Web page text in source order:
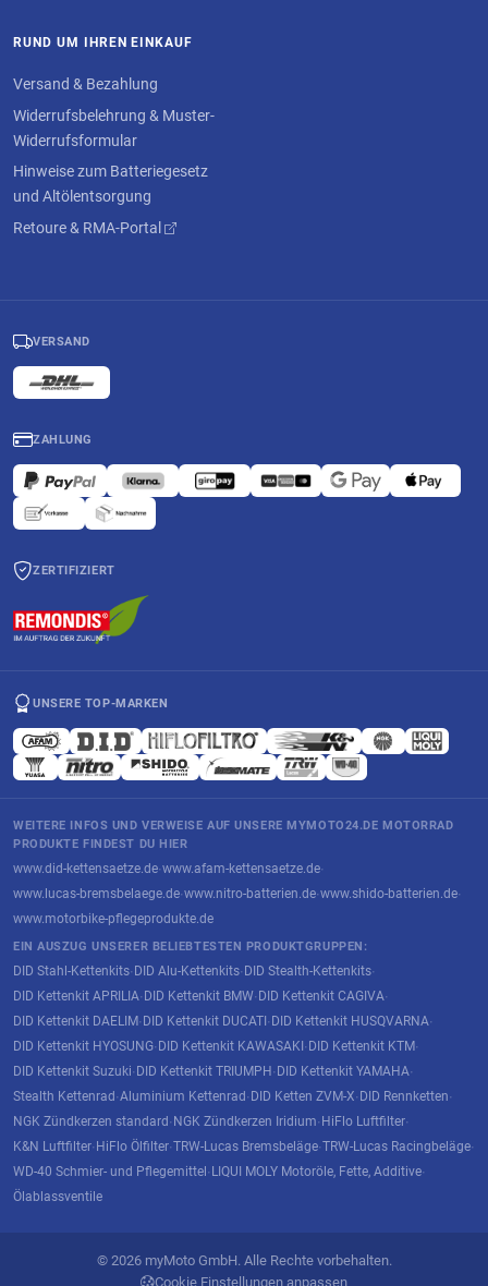
RUND UM IHREN EINKAUF
Versand & Bezahlung
Widerrufsbelehrung & Muster-
Widerrufsformular
Hinweise zum Batteriegesetz
und Altölentsorgung
Retoure & RMA-Portal
VERSAND
ZAHLUNG
ZERTIFIZIERT
UNSERE TOP-MARKEN
WEITERE INFOS UND VERWEISE AUF UNSERE MYMOTO24.DE MOTORRAD
PRODUKTE FINDEST DU HIER
www.did-kettensaetze.de·www.afam-kettensaetze.de·
www.lucas-bremsbelaege.de·www.nitro-batterien.de·www.shido-batterien.de·
www.motorbike-pflegeprodukte.de
EIN AUSZUG UNSERER BELIEBTESTEN PRODUKTGRUPPEN:
DID Stahl-Kettenkits· DID Alu-Kettenkits· DID Stealth-Kettenkits·
DID Kettenkit APRILIA· DID Kettenkit BMW· DID Kettenkit CAGIVA·
DID Kettenkit DAELIM· DID Kettenkit DUCATI· DID Kettenkit HUSQVARNA·
DID Kettenkit HYOSUNG· DID Kettenkit KAWASAKI· DID Kettenkit KTM·
DID Kettenkit Suzuki· DID Kettenkit TRIUMPH· DID Kettenkit YAMAHA·
Stealth Kettenrad·Aluminium Kettenrad· DID Ketten ZVM-X· DID Rennketten·
NGK Zündkerzen standard· NGK Zündkerzen Iridium· HiFlo Luftfilter·
K&N Luftfilter· HiFlo Ölfilter·TRW-Lucas Bremsbeläge·TRW-Lucas Racingbeläge·
WD-40 Schmier- und Pflegemittel· LIQUI MOLY Motoröle, Fette, Additive·
Ölablassventile
© 2026 myMoto GmbH. Alle Rechte vorbehalten.
Cookie Einstellungen anpassen